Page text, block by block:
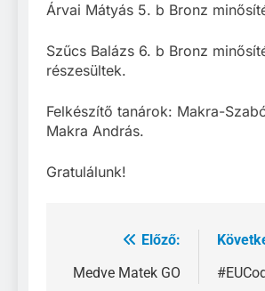
Árvai Mátyás 5. b Bronz
Szűcs Balázs 6. b Bronz
részesültek.
Felkészítő tanárok: Makra-
Makra András.
Gratulálunk!
Bejegyzés
navigáció
Előző:
Medve Matek GO